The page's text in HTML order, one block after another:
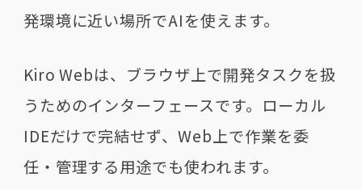
発環境に近い場所でAIを使えます。
Kiro Webは、ブラウザ上で開発タスクを扱
うためのインターフェースです。ローカル
IDEだけで完結せず、Web上で作業を委
任・管理する用途でも使われます。